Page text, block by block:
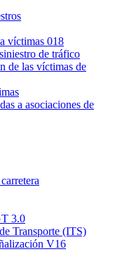
víctimas 018
de tráfico
de las víctimas de
a asociaciones de
3.0
Transporte (ITS)
V16